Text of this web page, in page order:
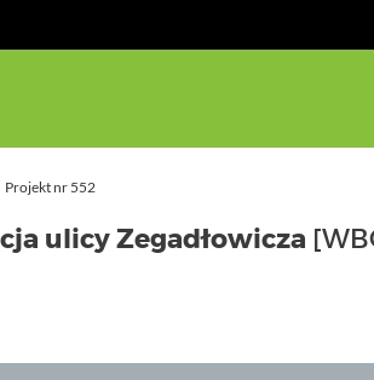
Projekt nr 552
ulicy Zegadłowicza